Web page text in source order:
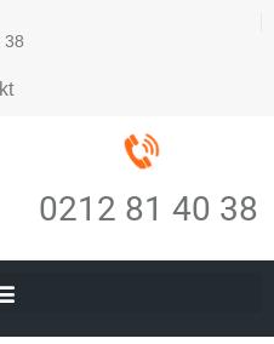
38
0212 81 40 38